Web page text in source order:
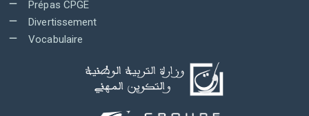
Prépas CPGE
Divertissement
Vocabulaire